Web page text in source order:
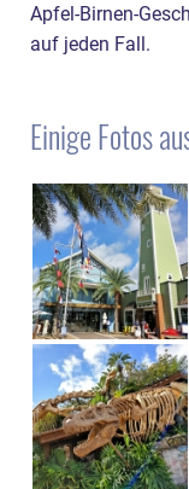
Apfel-Birnen-
auf jeden Fall.
Einige Fotos